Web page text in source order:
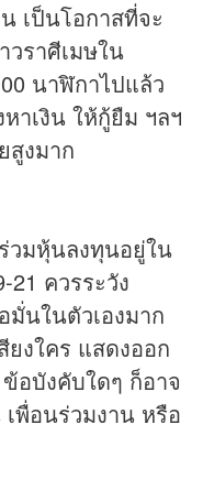
เป็นโอกาสที่จะ
วราศีเมษใน
นาฬิกาไปแล้ว
าเงิน ให้กู้ยืม ฯลฯ
สูงมาก
วมหุ้นลงทุนอยู่ใน
ควรระวัง
นในตัวเองมาก
ยงใคร แสดงออก
อบังคับใดๆ ก็อาจ
พื่อนร่วมงาน หรือ